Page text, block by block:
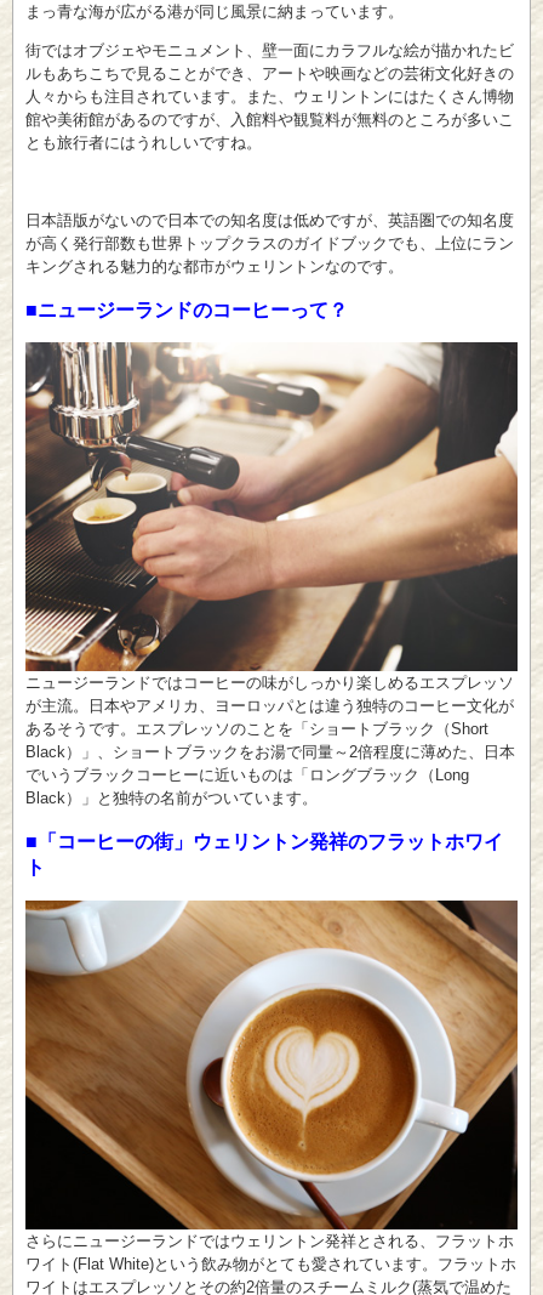
まっ青な海が広がる港が同じ風景に納まっています。
街ではオブジェやモニュメント、壁一面にカラフルな絵が描かれたビ
ルもあちこちで見ることができ、アートや映画などの芸術文化好きの
人々からも注目されています。また、ウェリントンにはたくさん博物
館や美術館があるのですが、入館料や観覧料が無料のところが多いこ
とも旅行者にはうれしいですね。
日本語版がないので日本での知名度は低めですが、英語圏での知名度
が高く発行部数も世界トップクラスのガイドブックでも、上位にラン
キングされる魅力的な都市がウェリントンなのです。
■ニュージーランドのコーヒーって？
ニュージーランドではコーヒーの味がしっかり楽しめるエスプレッソ
が主流。日本やアメリカ、ヨーロッパとは違う独特のコーヒー文化が
あるそうです。エスプレッソのことを「ショートブラック（Short
Black）」、ショートブラックをお湯で同量～2倍程度に薄めた、日本
でいうブラックコーヒーに近いものは「ロングブラック（Long
Black）」と独特の名前がついています。
■「コーヒーの街」ウェリントン発祥のフラットホワイ
ト
さらにニュージーランドではウェリントン発祥とされる、フラットホ
ワイト(Flat White)という飲み物がとても愛されています。フラットホ
ワイトはエスプレッソとその約2倍量のスチームミルク(蒸気で温めた